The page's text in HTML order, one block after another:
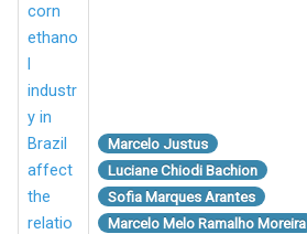
corn
ethano
l
industr
y in
Brazil
affect
the
relatio
Marcelo Justus
Luciane Chiodi Bachion
Sofia Marques Arantes
Marcelo Melo Ramalho Moreira